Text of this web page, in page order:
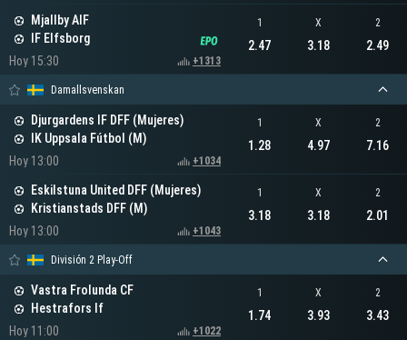
Mjallby AIF
IF Elfsborg
Hoy 15:30
+1313
1
2.47
X
3.18
2
2.49
Damallsvenskan
Djurgardens IF DFF (Mujeres)
IK Uppsala Fútbol (M)
Hoy 13:00
+1034
1
1.28
X
4.97
2
7.16
Eskilstuna United DFF (Mujeres)
Kristianstads DFF (M)
Hoy 13:00
+1043
1
3.18
X
3.18
2
2.01
División 2 Play-Off
Vastra Frolunda CF
Hestrafors If
Hoy 11:00
+1022
1
1.74
X
3.93
2
3.43